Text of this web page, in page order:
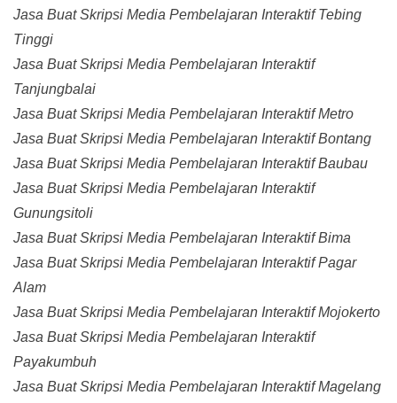
Jasa Buat Skripsi Media Pembelajaran Interaktif Tebing
Tinggi
Jasa Buat Skripsi Media Pembelajaran Interaktif
Tanjungbalai
Jasa Buat Skripsi Media Pembelajaran Interaktif Metro
Jasa Buat Skripsi Media Pembelajaran Interaktif Bontang
Jasa Buat Skripsi Media Pembelajaran Interaktif Baubau
Jasa Buat Skripsi Media Pembelajaran Interaktif
Gunungsitoli
Jasa Buat Skripsi Media Pembelajaran Interaktif Bima
Jasa Buat Skripsi Media Pembelajaran Interaktif Pagar
Alam
Jasa Buat Skripsi Media Pembelajaran Interaktif Mojokerto
Jasa Buat Skripsi Media Pembelajaran Interaktif
Payakumbuh
Jasa Buat Skripsi Media Pembelajaran Interaktif Magelang